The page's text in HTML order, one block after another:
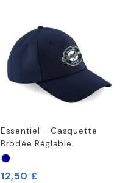
Essentiel - Casquette
Brodée Réglable
12,50 £